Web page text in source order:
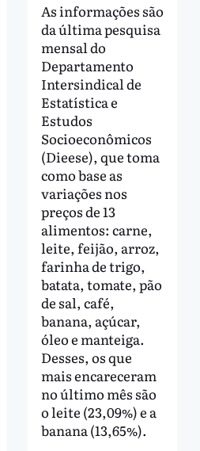
As informações são
da última pesquisa
mensal do
Departamento
Intersindical de
Estatística e
Estudos
Socioeconômicos
(Dieese), que toma
como base as
variações nos
preços de 13
alimentos: carne,
leite, feijão, arroz,
farinha de trigo,
batata, tomate, pão
de sal, café,
banana, açúcar,
óleo e manteiga.
Desses, os que
mais encareceram
no último mês são
o leite (23,09%) e a
banana (13,65%).